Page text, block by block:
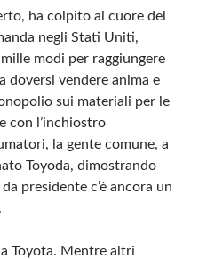
ha colpito al cuore del
negli Stati Uniti,
modi per raggiungere
doversi vendere anima e
sui materiali per le
con l’inchiostro
la gente comune, a
Toyoda, dimostrando
presidente c’è ancora un
Toyota. Mentre altri